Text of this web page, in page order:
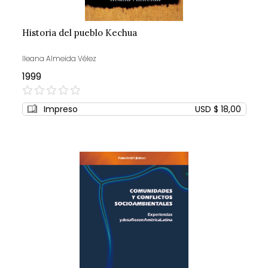
Historia del pueblo Kechua
Ileana Almeida Vélez
1999
0%
Impreso USD $ 18,00